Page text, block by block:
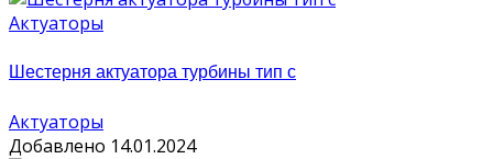
Актуаторы
Шестерня актуатора турбины тип с
Актуаторы
Добавлено 14.01.2024